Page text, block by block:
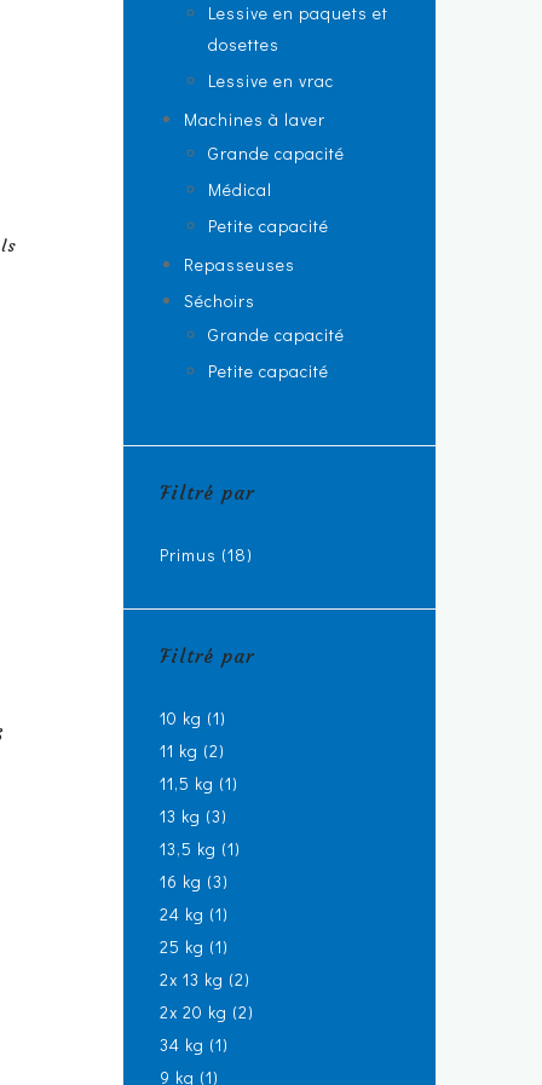
Lessive en paquets et
dosettes
Lessive en vrac
Machines à laver
Grande capacité
Médical
Petite capacité
Repasseuses
Séchoirs
Grande capacité
Petite capacité
Filtré par
Primus (18)
Filtré par
10 kg (1)
11 kg (2)
11,5 kg (1)
13 kg (3)
13,5 kg (1)
16 kg (3)
24 kg (1)
25 kg (1)
2x 13 kg (2)
2x 20 kg (2)
34 kg (1)
9 kg (1)